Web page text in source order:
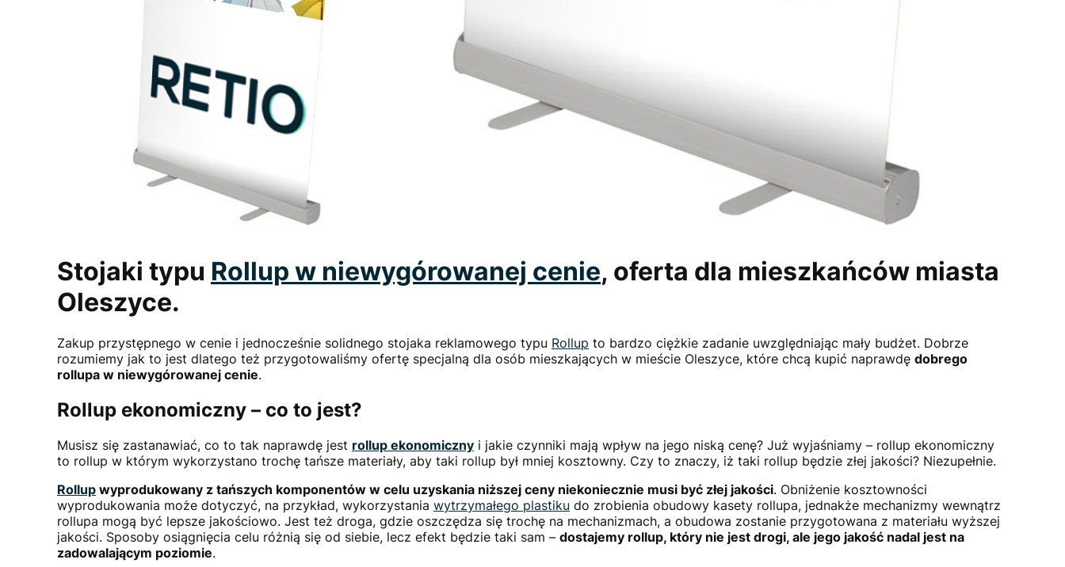
Stojaki typu Rollup w niewygórowanej cenie, oferta dla mieszkańców miasta
Oleszyce.
Zakup przystępnego w cenie i jednocześnie solidnego stojaka reklamowego typu Rollup to bardzo ciężkie zadanie uwzględniając mały budżet. Dobrze
rozumiemy jak to jest dlatego też przygotowaliśmy ofertę specjalną dla osób mieszkających w mieście Oleszyce, które chcą kupić naprawdę dobrego
rollupa w niewygórowanej cenie.
Rollup ekonomiczny – co to jest?
Musisz się zastanawiać, co to tak naprawdę jest rollup ekonomiczny i jakie czynniki mają wpływ na jego niską cenę? Już wyjaśniamy – rollup ekonomiczny
to rollup w którym wykorzystano trochę tańsze materiały, aby taki rollup był mniej kosztowny. Czy to znaczy, iż taki rollup będzie złej jakości? Niezupełnie.
Rollup wyprodukowany z tańszych komponentów w celu uzyskania niższej ceny niekoniecznie musi być złej jakości. Obniżenie kosztowności
wyprodukowania może dotyczyć, na przykład, wykorzystania wytrzymałego plastiku do zrobienia obudowy kasety rollupa, jednakże mechanizmy wewnątrz
rollupa mogą być lepsze jakościowo. Jest też droga, gdzie oszczędza się trochę na mechanizmach, a obudowa zostanie przygotowana z materiału wyższej
jakości. Sposoby osiągnięcia celu różnią się od siebie, lecz efekt będzie taki sam – dostajemy rollup, który nie jest drogi, ale jego jakość nadal jest na
zadowalającym poziomie.